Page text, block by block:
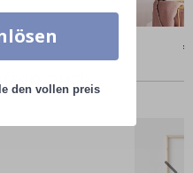
auch
den vollen preis